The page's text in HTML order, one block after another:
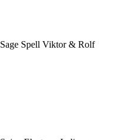
Sage Spell Viktor & Rolf